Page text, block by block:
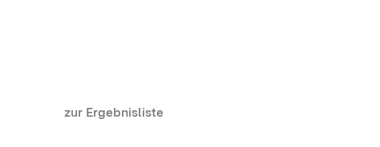
zur Ergebnisliste